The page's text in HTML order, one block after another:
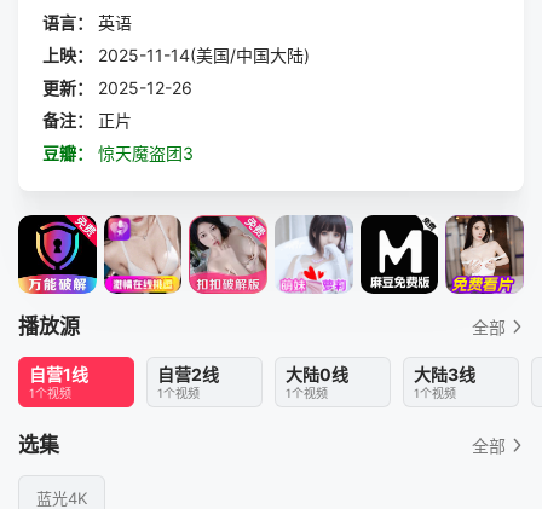
语言：
英语
上映：
2025-11-14(美国/中国大陆)
更新：
2025-12-26
备注：
正片
豆瓣：
惊天魔盗团3
播放源 全部
自营1线
1个视频
自营2线
1个视频
大陆0线
1个视频
大陆3线
1个视频
选集 全部
蓝光4K